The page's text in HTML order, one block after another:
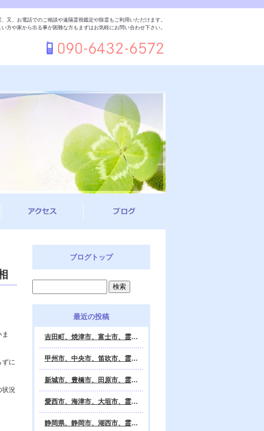
又、お電話でのご相談や遠隔霊視鑑定や除霊もご利用いただけます。
方や家から出る事が困難な方もまずはお気軽にお問い合わせ下さい。
ずに
状況
ブログトップ
最近の投稿
吉田町、焼津市、富士市、霊視鑑定 天龍・占いの館 Dahlia、対面・電話・オンライン鑑定、除霊、霊視鑑定、遠隔 除霊 口コミ、浄霊、交霊、祈祷、御祓い、四柱推命、姓名判断・九星気学・易・タロット・手相・数秘術・動物占い・姓名学・命運鑑定、開運、不安・苦痛・恐怖、悩み相談、スピリチュアルカウンセラー、ヒーリング、霊気治療、霊能力者、霊媒師、天龍知裕著、幸せを求めて、天の神様 VS 地獄の神様、宇宙の真理で未来は希望の光、この世で天国 あの世で天国、天龍知裕ブログ。
甲州市、中央市、笛吹市、霊視鑑定 天龍・占いの館 Dahlia、対面・電話・オンライン鑑定、除霊、霊視鑑定、遠隔 除霊 口コミ、浄霊、交霊、祈祷、御祓い、四柱推命、姓名判断・九星気学・易・タロット・手相・数秘術・動物占い・姓名学・命運鑑定、開運、不安・苦痛・恐怖、悩み相談、スピリチュアルカウンセラー、ヒーリング、霊気治療、霊能力者、霊媒師、天龍知裕著、幸せを求めて、天の神様 VS 地獄の神様、宇宙の真理で未来は希望の光、この世で天国 あの世で天国、天龍知裕ブログ。
新城市、豊橋市、田原市、霊視鑑定 天龍・占いの館 Dahlia、対面・電話・オンライン鑑定、除霊、霊視鑑定、遠隔 除霊 口コミ、浄霊、交霊、祈祷、御祓い、四柱推命、姓名判断・九星気学・易・タロット・手相・数秘術・動物占い・姓名学・命運鑑定、開運、不安・苦痛・恐怖、悩み相談、スピリチュアルカウンセラー、ヒーリング、霊能力者、霊媒師、天龍知裕著、幸せを求めて、天の神様 VS 地獄の神様、宇宙の真理で未来は希望の光、この世で天国 あの世で天国、天龍知裕ブログ。
愛西市、海津市、大垣市、霊視鑑定 天龍・占いの館 Dahlia、対面・電話・オンライン鑑定、遠隔 除霊 口コミ、浄霊、交霊、祈祷、御祓い、四柱推命、姓名判断・九星気学・易・タロット・手相・数秘術・動物占い・姓名学・命運鑑定、開運、不安・苦痛・恐怖、悩み相談、スピリチュアルカウンセラー、ヒーリング、霊能力者、霊媒師、天龍知裕著、幸せを求めて、天の神様 VS 地獄の神様、宇宙の真理で未来は希望の光、この世で天国 あの世で天国、天龍知裕ブログ。
静岡県、静岡市、湖西市、霊視鑑定 天龍・占いの館 Dahlia、対面・電話・オンライン鑑定、除霊、霊視鑑定、遠隔 除霊 口コミ、浄霊、交霊、祈祷、御祓い、四柱推命、姓名判断・九星気学・易・タロット・手相・数秘術・動物占い・姓名学・命運鑑定、開運、不安・苦痛・恐怖、悩み相談、スピリチュアルカウンセラー、ヒーリング、霊気治療、霊能力者、霊媒師、天龍知裕著、幸せを求めて、天の神様 VS 地獄の神様、宇宙の真理で未来は希望の光、この世で天国 あの世で天国、天龍知裕ブログ。